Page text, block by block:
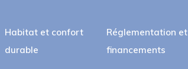
Habitat et confort
durable
Réglementation et
financements